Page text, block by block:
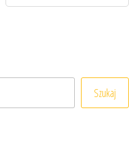
Szukaj